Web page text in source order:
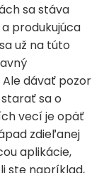
sa stáva
produkujúca
už na túto
dávať pozor
sa o
vecí je opäť
zdieľanej
aplikácie,
ste napríklad,